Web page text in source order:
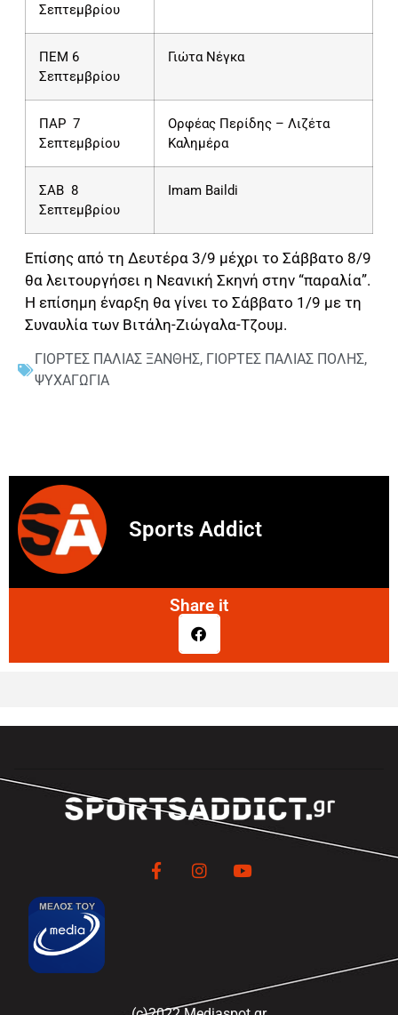
Σεπτεμβρίου
ΠΕΜ 6
Σεπτεμβρίου
Γιώτα Νέγκα
ΠΑΡ 7
Σεπτεμβρίου
Ορφέας Περίδης – Λιζέτα
Καλημέρα
ΣΑΒ 8
Σεπτεμβρίου
Ιmam Baildi
Επίσης από τη Δευτέρα 3/9 μέχρι το Σάββατο 8/9
θα λειτουργήσει η Νεανική Σκηνή στην “παραλία”.
Η επίσημη έναρξη θα γίνει το Σάββατο 1/9 με τη
Συναυλία των Βιτάλη-Ζιώγαλα-Τζουμ.
ΓΙΟΡΤΕΣ ΠΑΛΙΑΣ ΞΑΝΘΗΣ, ΓΙΟΡΤΕΣ ΠΑΛΙΑΣ ΠΟΛΗΣ,
ΨΥΧΑΓΩΓΙΑ
Sports Addict
Share it